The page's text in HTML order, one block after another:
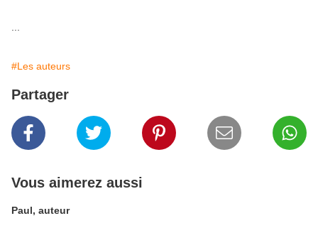
#Les auteurs
Partager
Vous aimerez aussi
Paul, auteur